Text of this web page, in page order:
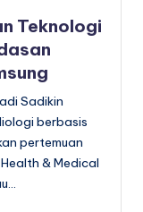
Teknologi
Sadikin
berbasis
pertemuan
& Medical